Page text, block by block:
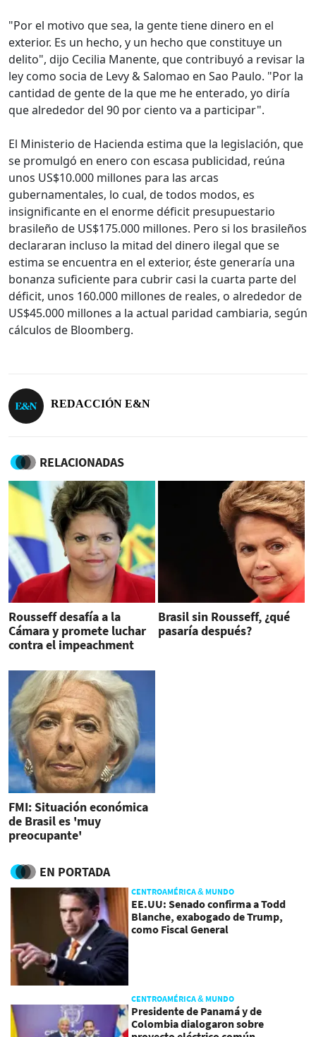
"Por el motivo que sea, la gente tiene dinero en el
exterior. Es un hecho, y un hecho que constituye un
delito", dijo Cecilia Manente, que contribuyó a revisar la
ley como socia de Levy & Salomao en Sao Paulo. "Por la
cantidad de gente de la que me he enterado, yo diría
que alrededor del 90 por ciento va a participar".
El Ministerio de Hacienda estima que la legislación, que
se promulgó en enero con escasa publicidad, reúna
unos US$10.000 millones para las arcas
gubernamentales, lo cual, de todos modos, es
insignificante en el enorme déficit presupuestario
brasileño de US$175.000 millones. Pero si los brasileños
declararan incluso la mitad del dinero ilegal que se
estima se encuentra en el exterior, éste generaría una
bonanza suficiente para cubrir casi la cuarta parte del
déficit, unos 160.000 millones de reales, o alrededor de
US$45.000 millones a la actual paridad cambiaria, según
cálculos de Bloomberg.
REDACCIÓN E&N
RELACIONADAS
Rousseff desafía a la
Cámara y promete luchar
contra el impeachment
Brasil sin Rousseff, ¿qué
pasaría después?
FMI: Situación económica
de Brasil es 'muy
preocupante'
EN PORTADA
CENTROAMÉRICA & MUNDO
EE.UU: Senado confirma a Todd
Blanche, exabogado de Trump,
como Fiscal General
CENTROAMÉRICA & MUNDO
Presidente de Panamá y de
Colombia dialogaron sobre